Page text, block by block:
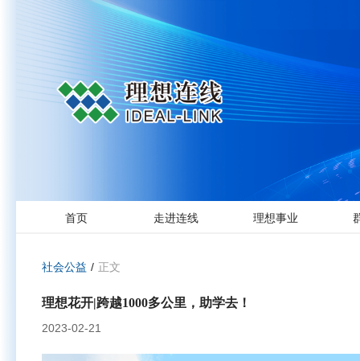
首页 走进连线 理想事业
社会公益 / 正文
理想花开|跨越1000多公里，助学去！
2023-02-21